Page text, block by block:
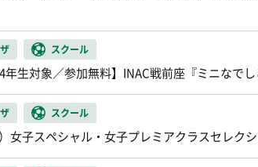
スクール
生対象／参加無料】INAC戦前座『ミニなで
スクール
女子スペシャル・女子プレミアクラスセレク